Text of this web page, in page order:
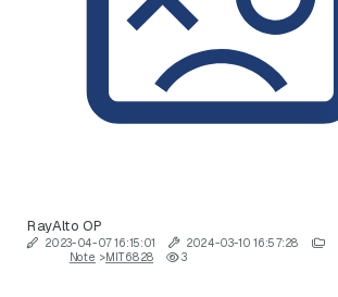
RayAlto OP
2023-04-07 16:15:01
2024-03-10 16:57:28
Note >MIT6828 3